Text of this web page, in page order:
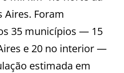
Aires. Foram
35 municípios — 15
e 20 no interior —
estimada em